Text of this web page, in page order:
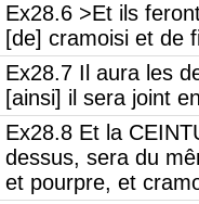
Ex28.6 >Et ils
[de] cramoisi et de
Ex28.7 Il aura les
[ainsi] il sera joint
Ex28.8 Et la
dessus, sera du
et pourpre, et